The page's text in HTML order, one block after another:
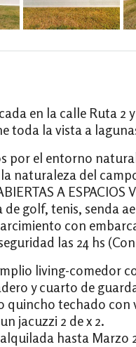
en la calle Ruta
toda la vista a
por el entorno
naturaleza del
A ESPACIOS
golf, tenis, senda
con
las 24 hs
living-comedor
y cuarto de
quincho techado
jacuzzi 2 de x 2.
hasta Marzo